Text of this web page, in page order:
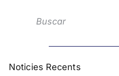
Noticies Recents